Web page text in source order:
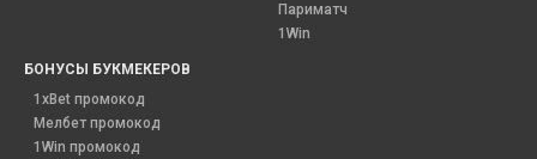
Париматч
1Win
БОНУСЫ БУКМЕКЕРОВ
1xBet промокод
Мелбет промокод
1Win промокод